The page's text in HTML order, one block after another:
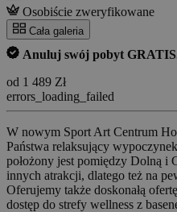
Osobiście zweryfikowane
Cała galeria
Anuluj swój pobyt
od 1 489 Zł
errors_loading_failed
W nowym Sport Art Centrum
Państwa relaksujący
położony jest pomiędzy Dolną i
innych atrakcji, dlatego też na
Oferujemy także doskonałą
dostęp do strefy wellness z